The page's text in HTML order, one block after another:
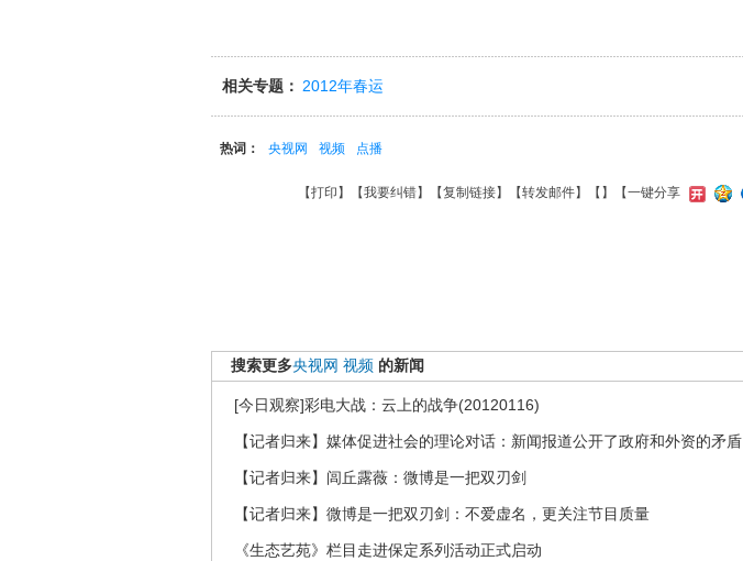
相关专题： 2012年春运
热词： 央视网 视频 点播
【打印 】【我要纠错】【复制链接】【转发邮件】【 】 【一键分享
搜索更多央视网 视频 的新闻
[今日观察]彩电大战：云上的战争(20120116)
【记者归来】媒体促进社会的理论对话：新闻报道公开了政府和外资的矛盾
【记者归来】闾丘露薇：微博是一把双刃剑
【记者归来】微博是一把双刃剑：不爱虚名，更关注节目质量
《生态艺苑》栏目走进保定系列活动正式启动